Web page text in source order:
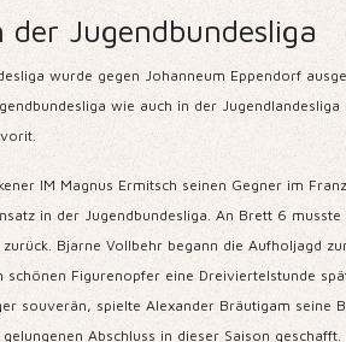
der Jugendbundesliga
wurde gegen Johanneum Eppendorf
wie auch in der Jugendlandesliga
IM Magnus Ermitsch seinen Gegner im
in der Jugendbundesliga. An Brett 6
Bjarne Vollbehr begann die Aufholjagd
Figurenopfer eine Dreiviertelstunde
souverän, spielte Alexander Bräutigam seine
Abschluss in dieser Saison geschafft.